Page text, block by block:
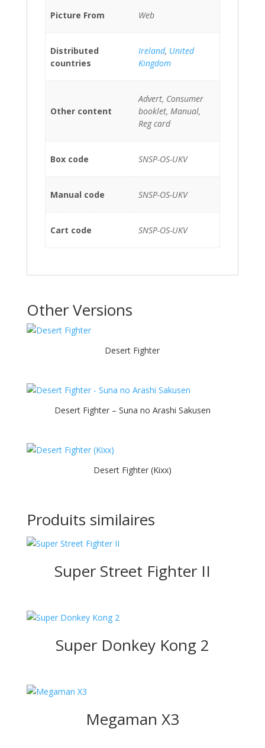
Picture From Web
Distributed
countries
Ireland, United
Kingdom
Other content
Advert, Consumer
booklet, Manual,
Reg card
Box code SNSP-OS-UKV
Manual code SNSP-OS-UKV
Cart code SNSP-OS-UKV
Other Versions
Desert Fighter
Desert Fighter – Suna no Arashi Sakusen
Desert Fighter (Kixx)
Produits similaires
Super Street Fighter II
Super Donkey Kong 2
Megaman X3